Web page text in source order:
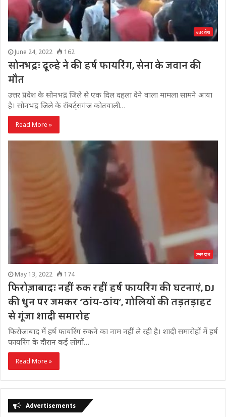
उत्तर प्रदेश
June 24, 2022 162
सोनभद्रः दूल्हे ने की हर्ष फायरिंग, सेना के जवान की
मौत
उत्तर प्रदेश के सोनभद्र जिले से एक दिल दहला देने वाला मामला सामने आया
है। सोनभद्र जिले के रॉबर्ट्सगंज कोतवाली…
Read More »
उत्तर प्रदेश
May 13, 2022 174
फिरोज़ाबादः नहीं रुक रहीं हर्ष फायरिंग की घटनाएं, DJ
की धुन पर जमकर ‘ठांय-ठांय’, गोलियों की तड़तड़ाहट
से गूंजा शादी समारोह
फिरोजाबाद में हर्ष फायरिंग रुकने का नाम नहीं ले रही है। शादी समारोहों में हर्ष
फायरिंग के दौरान कई लोगों…
Read More »
Advertisements